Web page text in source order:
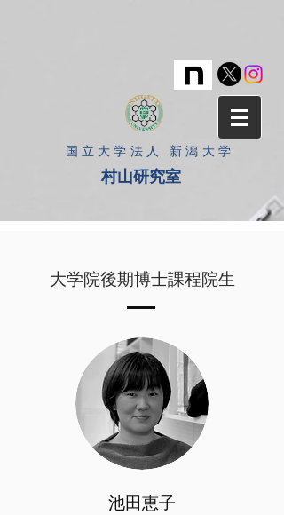
​国立大学法人 新潟大学
村山研究室
大学院後期博士課程院生
池田恵子